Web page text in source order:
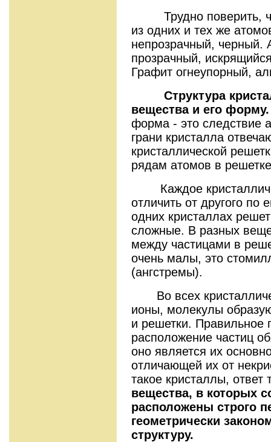
Трудно поверить,
из одних и тех же
непрозрачный, черный.
прозрачный,
Графит огнеупорный,
Структура
вещества и его
форма - это следствие
грани кристалла
кристаллической
рядам атомов в
Каждое
отличить от другого по
одних кристаллах
сложные. В разных
между частицами в
очень малы, это
(ангстремы).
Во всех
ионы, молекулы
и решетки. Правильное
расположение частиц
оно является их
отличающей их от
такое кристаллы, ответ
вещества, в которых
расположены строго
геометрически
структуру.